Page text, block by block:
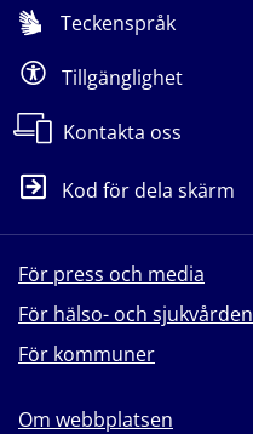
Teckenspråk
Tillgänglighet
Kontakta oss
Kod för dela skärm
För press och media
För hälso- och sjukvården
För kommuner
Om webbplatsen